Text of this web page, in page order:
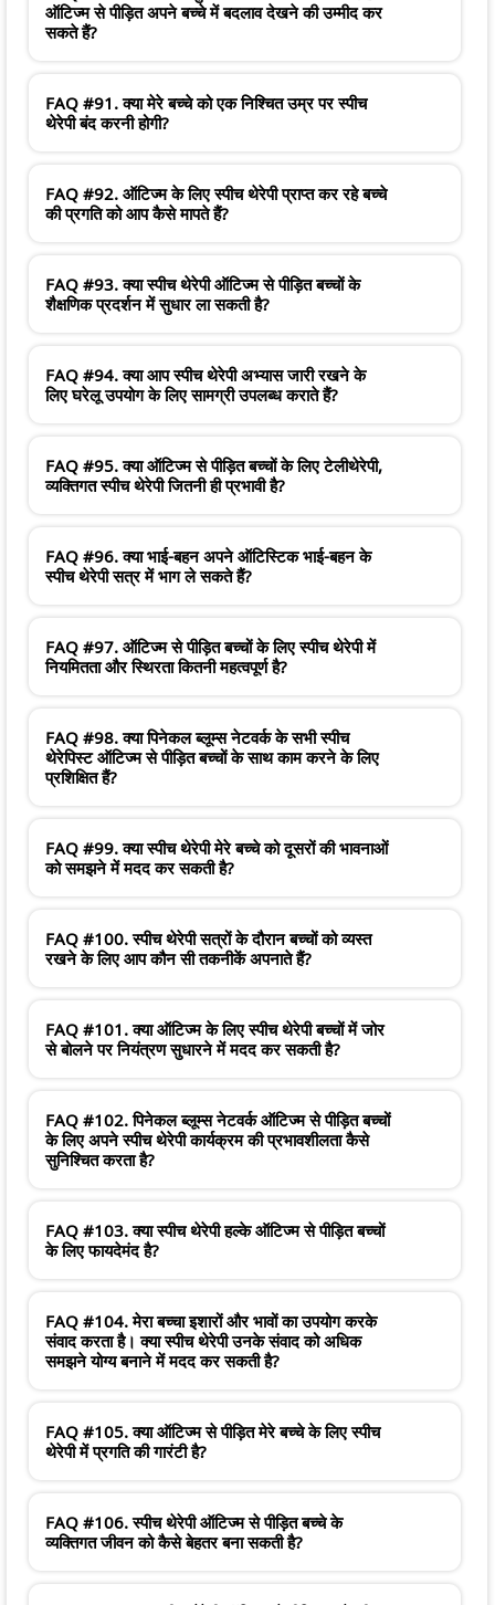
ऑटिज्म से पीड़ित अपने बच्चे में बदलाव देखने की उम्मीद कर
सकते हैं?
FAQ #91. क्या मेरे बच्चे को एक निश्चित उम्र पर स्पीच
थेरेपी बंद करनी होगी?
FAQ #92. ऑटिज्म के लिए स्पीच थेरेपी प्राप्त कर रहे बच्चे
की प्रगति को आप कैसे मापते हैं?
FAQ #93. क्या स्पीच थेरेपी ऑटिज्म से पीड़ित बच्चों के
शैक्षणिक प्रदर्शन में सुधार ला सकती है?
FAQ #94. क्या आप स्पीच थेरेपी अभ्यास जारी रखने के
लिए घरेलू उपयोग के लिए सामग्री उपलब्ध कराते हैं?
FAQ #95. क्या ऑटिज्म से पीड़ित बच्चों के लिए टेलीथेरेपी,
व्यक्तिगत स्पीच थेरेपी जितनी ही प्रभावी है?
FAQ #96. क्या भाई-बहन अपने ऑटिस्टिक भाई-बहन के
स्पीच थेरेपी सत्र में भाग ले सकते हैं?
FAQ #97. ऑटिज्म से पीड़ित बच्चों के लिए स्पीच थेरेपी में
नियमितता और स्थिरता कितनी महत्वपूर्ण है?
FAQ #98. क्या पिनेकल ब्लूम्स नेटवर्क के सभी स्पीच
थेरेपिस्ट ऑटिज्म से पीड़ित बच्चों के साथ काम करने के लिए
प्रशिक्षित हैं?
FAQ #99. क्या स्पीच थेरेपी मेरे बच्चे को दूसरों की भावनाओं
को समझने में मदद कर सकती है?
FAQ #100. स्पीच थेरेपी सत्रों के दौरान बच्चों को व्यस्त
रखने के लिए आप कौन सी तकनीकें अपनाते हैं?
FAQ #101. क्या ऑटिज्म के लिए स्पीच थेरेपी बच्चों में जोर
से बोलने पर नियंत्रण सुधारने में मदद कर सकती है?
FAQ #102. पिनेकल ब्लूम्स नेटवर्क ऑटिज्म से पीड़ित बच्चों
के लिए अपने स्पीच थेरेपी कार्यक्रम की प्रभावशीलता कैसे
सुनिश्चित करता है?
FAQ #103. क्या स्पीच थेरेपी हल्के ऑटिज्म से पीड़ित बच्चों
के लिए फायदेमंद है?
FAQ #104. मेरा बच्चा इशारों और भावों का उपयोग करके
संवाद करता है। क्या स्पीच थेरेपी उनके संवाद को अधिक
समझने योग्य बनाने में मदद कर सकती है?
FAQ #105. क्या ऑटिज्म से पीड़ित मेरे बच्चे के लिए स्पीच
थेरेपी में प्रगति की गारंटी है?
FAQ #106. स्पीच थेरेपी ऑटिज्म से पीड़ित बच्चे के
व्यक्तिगत जीवन को कैसे बेहतर बना सकती है?